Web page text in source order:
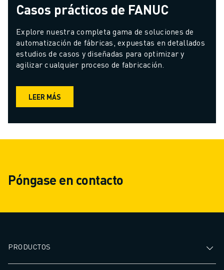
Casos prácticos de FANUC
Explore nuestra completa gama de soluciones de
automatización de fábricas, expuestas en detallados
estudios de casos y diseñadas para optimizar y
agilizar cualquier proceso de fabricación.
LEER MÁS
Póngase en contacto
PRODUCTOS